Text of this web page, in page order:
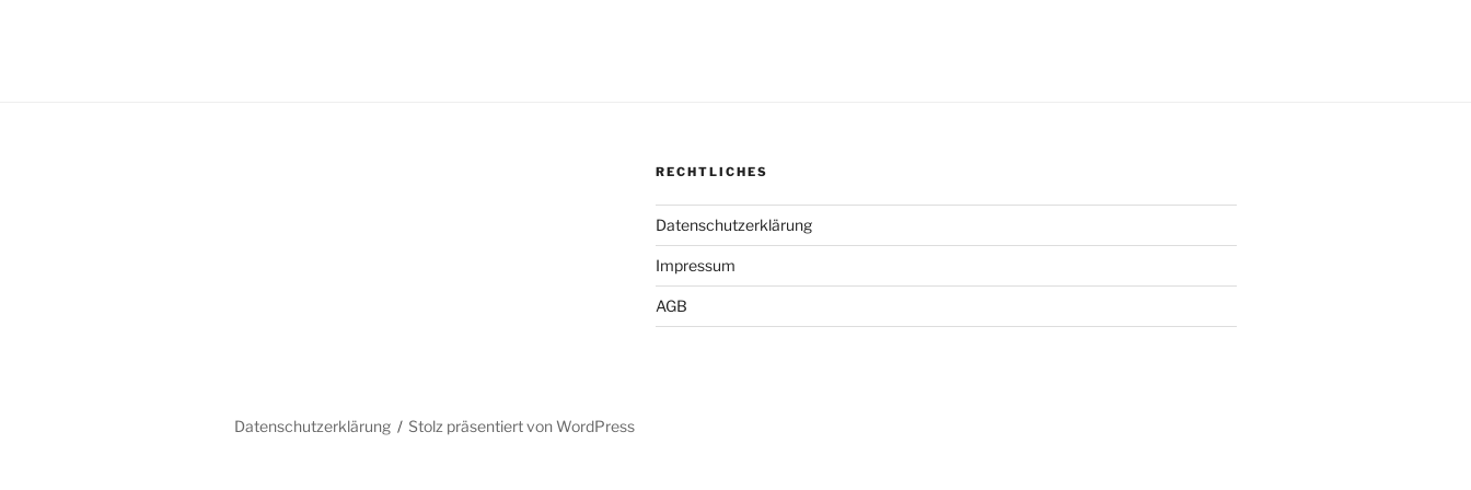
RECHTLICHES
Datenschutzerklärung
Impressum
AGB
Datenschutzerklärung Stolz präsentiert von WordPress